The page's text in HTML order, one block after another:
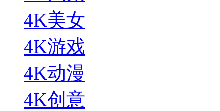
4K美女
4K游戏
4K动漫
4K创意